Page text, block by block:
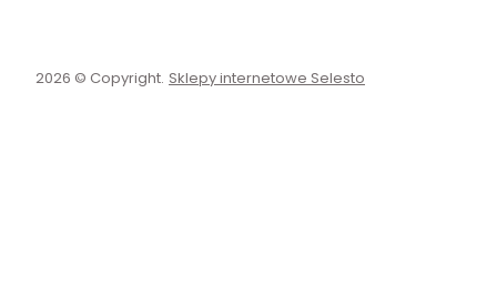
2026 © Copyright. Sklepy internetowe Selesto